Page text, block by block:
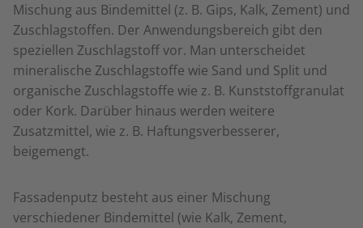
Mischung aus Bindemittel (z. B. Gips, Kalk, Zement) und
Zuschlagstoffen. Der Anwendungsbereich gibt den
speziellen Zuschlagstoff vor. Man unterscheidet
mineralische Zuschlagstoffe wie Sand und Split und
organische Zuschlagstoffe wie z. B. Kunststoffgranulat
oder Kork. Darüber hinaus werden weitere
Zusatzmittel, wie z. B. Haftungsverbesserer,
beigemengt.
Fassadenputz besteht aus einer Mischung
verschiedener Bindemittel (wie Kalk, Zement,